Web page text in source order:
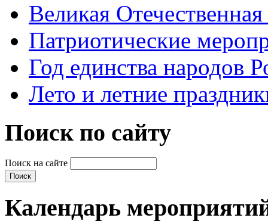
Великая
Патриотические
Год единства народов
Лето и летние
Поиск по сайту
Поиск на сайте
Календарь